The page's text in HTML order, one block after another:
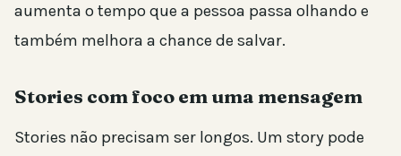
aumenta o tempo que a pessoa passa olhando e
também melhora a chance de salvar.
Stories com foco em uma mensagem
Stories não precisam ser longos. Um story pode